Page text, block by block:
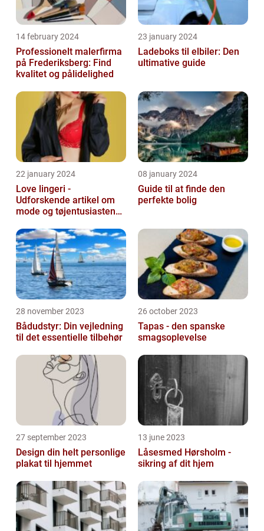
14 february 2024
Professionelt malerfirma
på Frederiksberg: Find
kvalitet og pålidelighed
23 january 2024
Ladeboks til elbiler: Den
ultimative guide
22 january 2024
Love lingeri -
Udforskende artikel om
mode og tøjentusiastens
08 january 2024
Guide til at finde den
perfekte bolig
28 november 2023
Bådudstyr: Din vejledning
til det essentielle tilbehør
26 october 2023
Tapas - den spanske
smagsoplevelse
27 september 2023
Design din helt personlige
plakat til hjemmet
13 june 2023
Låsesmed Hørsholm -
sikring af dit hjem